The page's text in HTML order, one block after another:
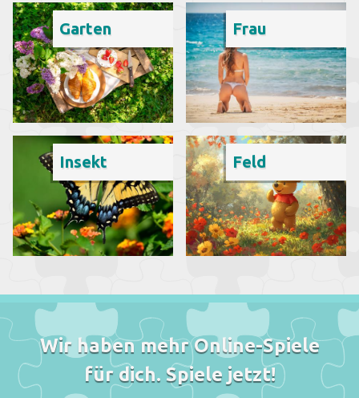
Garten Frau
Insekt Feld
Wir haben mehr Online-Spiele
für dich. Spiele jetzt!